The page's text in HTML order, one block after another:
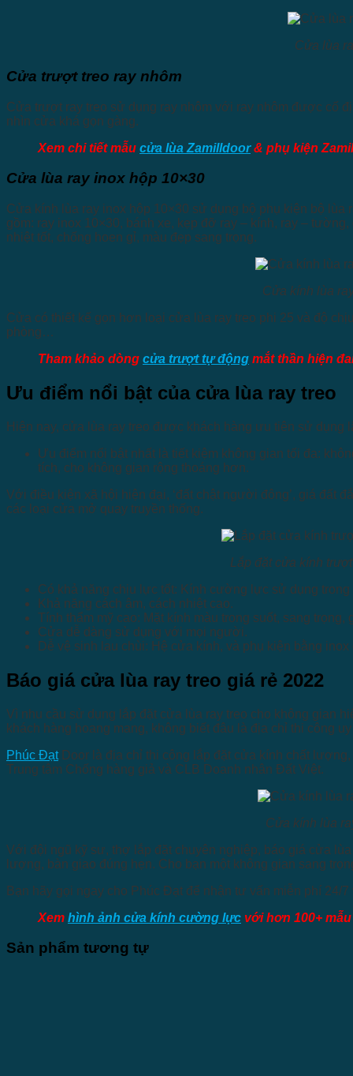
Cửa lùa
Cửa trượt treo ray nhôm
Cửa trượt ray treo sử dụng ray nhôm với ray nhôm được cố
nhìn cửa khá gọn gàng.
Xem chi tiết mẫu cửa lùa Zamilldoor& phụ kiện
Cửa lùa ray inox hộp 10×30
Cửa kính lùa ray inox hộp 10×30 sử dụng bộ phụ kiện bộ lùa
gồm: ray inox 10×30, bánh xe, kẹp đỡ ray – kính, ray –
nhiệt tốt, chống hoen gỉ, màu đẹp sang trọng.
Cửa kính lùa
Cửa có thiết kế gọn hơn loại cửa lùa ray treo phi 25 và độ
phòng…
Tham khảo dòng cửa trượt tự động mắt thần hiện
Ưu điểm nổi bật của cửa lùa ray treo
Hiện nay, cửa lùa ray treo được khách hàng ưu tiên sử
Ưu điểm nổi bật nhất là tiết kiệm không gian tối đa:
tích, cho không gian rộng thoáng hơn.
Với điều kiện xã hội hiện đại, ‘đất chật người đông’, giá đất
các loại cửa mở quay truyền thống.
Lắp đặt cửa kính
Có khả năng chịu lực tốt: Kính cường lực sử dụng
Khả năng cách âm, cách nhiệt cao.
Tính thẩm mỹ cao: Mặt kính màu trong suốt, sang
Cửa dễ dàng sử dụng với mọi người.
Dễ vệ sinh lau chùi: Hệ cửa kính, và phụ kiện bằng
Báo giá cửa lùa ray treo giá rẻ 2022
Vì nhu cầu sử dụng lắp đặt cửa lùa ray treo cho không gian
khách hàng hoang mang, không biết đâu là địa chỉ thi công
Phúc ĐạtDoor là địa chỉ thi công lắp đặt cửa kính chất
Trung tâm Chống hàng giả và CLB Doanh nhân Đất Việt.
Cửa kính lùa
Với đội ngũ kỹ sư, thợ lắp đặt chuyên nghiệp, báo giá cửa
lượng, bàn giao đúng hẹn. Cho bạn một không gian sang
Bạn hãy gọi ngay cho Phúc Đạt để nhận tư vấn miễn phí 24/
Xem hình ảnh cửa kính cường lực với hơn 100+
Sản phẩm tương tự